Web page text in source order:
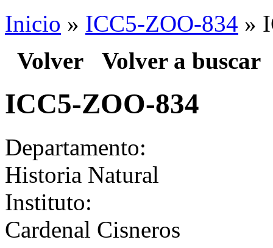
Inicio » ICC5-ZOO-834 »
Volver Volver a buscar
ICC5-ZOO-834
Departamento:
Historia Natural
Instituto:
Cardenal Cisneros